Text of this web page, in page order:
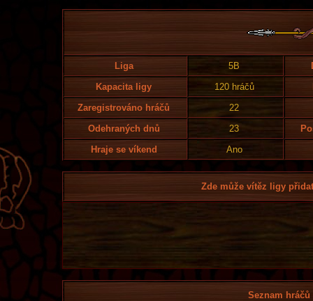
Liga 5B
Kapacita ligy
120 hráčů
Zaregistrováno hráčů
22
Odehraných dnů
23
Hraje se víkend
Ano
Zde může vítěz ligy
Seznam